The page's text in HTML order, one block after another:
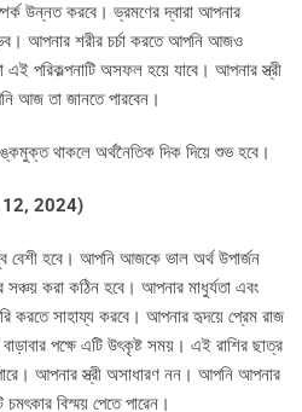
উন্নত করবে। ভ্রমণের দ্বারা আপনার
আপনার শরীর চর্চা করতে আপনি আজও
এই পরিকল্পনাটি অসফল হয়ে যাবে। আপনার স্ত্রী
আজ তা জানতে পারবেন।
থাকলে অর্থনৈতিক দিক দিয়ে শুভ হবে।
12, 2024)
হবে। আপনি আজকে ভাল অর্থ উপার্জন
করা কঠিন হবে। আপনার মাধুর্যতা এবং
করতে সাহায্য করবে। আপনার হৃদয়ে প্রেম রাজ
পক্ষে এটি উৎকৃষ্ট সময়। এই রাশির ছাত্র
আপনার স্ত্রী অসাধারণ নন। আপনি আপনার
বিস্ময় পেতে পারেন।